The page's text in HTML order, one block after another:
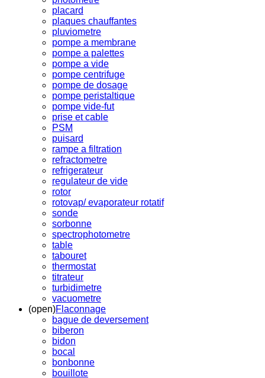
placard
plaques chauffantes
pluviometre
pompe a membrane
pompe a palettes
pompe a vide
pompe centrifuge
pompe de dosage
pompe peristaltique
pompe vide-fut
prise et cable
PSM
puisard
rampe a filtration
refractometre
refrigerateur
regulateur de vide
rotor
rotovap/ evaporateur rotatif
sonde
sorbonne
spectrophotometre
table
tabouret
thermostat
titrateur
turbidimetre
vacuometre
(open)Flaconnage
bague de deversement
biberon
bidon
bocal
bonbonne
bouillote